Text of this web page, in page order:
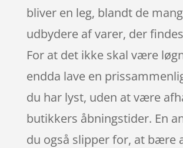
bliver en leg, blandt de
udbydere af varer, der
For at det ikke skal være
endda lave en
du har lyst, uden at være
butikkers åbningstider. En
du også slipper for, at bære